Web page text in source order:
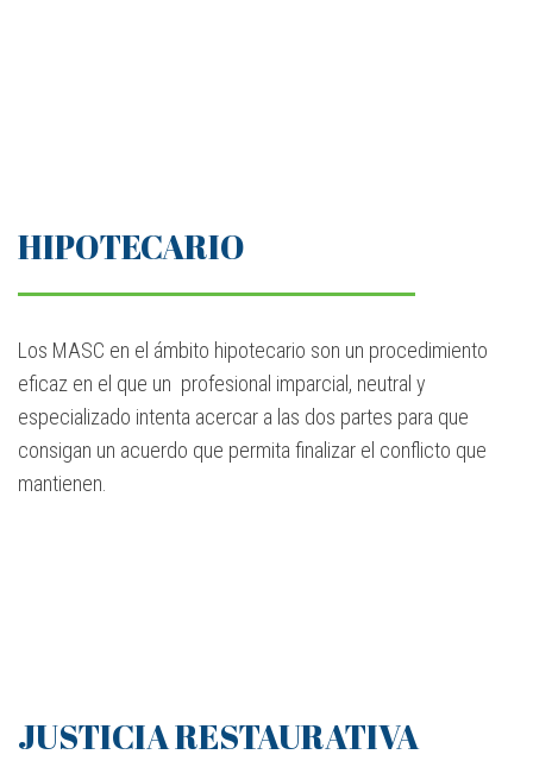
HIPOTECARIO
Los MASC en el ámbito hipotecario son un procedimiento
eficaz en el que un profesional imparcial, neutral y
especializado intenta acercar a las dos partes para que
consigan un acuerdo que permita finalizar el conflicto que
mantienen.
JUSTICIA RESTAURATIVA